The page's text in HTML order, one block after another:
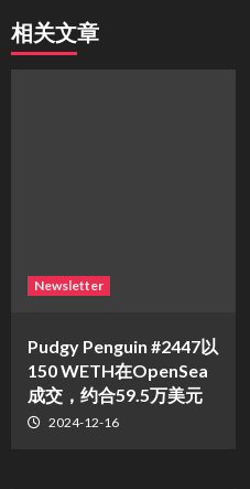
相关文章
Newsletter
Pudgy Penguin #2447以
150 WETH在OpenSea
成交，约合59.5万美元
2024-12-16